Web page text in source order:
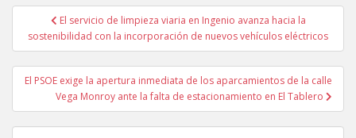
Navegación de entradas
El servicio de limpieza viaria en Ingenio avanza hacia la
sostenibilidad con la incorporación de nuevos vehículos eléctricos
El PSOE exige la apertura inmediata de los aparcamientos de la calle
Vega Monroy ante la falta de estacionamiento en El Tablero